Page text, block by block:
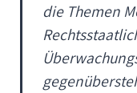
die Themen